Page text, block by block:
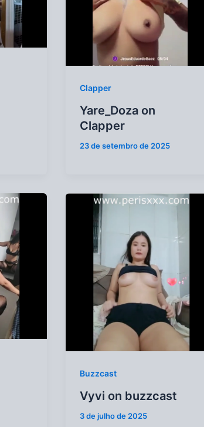
Clapper
Yare_Doza on
Clapper
23 de setembro de 2025
Buzzcast
Vyvi on buzzcast
3 de julho de 2025